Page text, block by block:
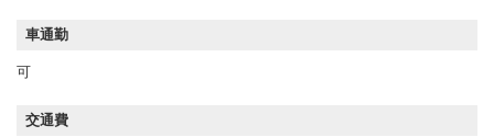
車通勤
可
交通費